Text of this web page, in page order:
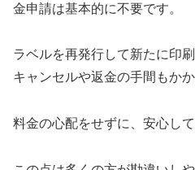
金申請は基本的に不要です。
ラベルを再発行して新たに印
キャンセルや返金の手間もかか
料金の心配をせずに、安心し